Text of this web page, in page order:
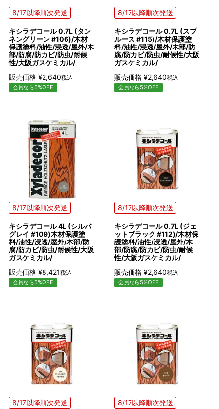
8/17以降順次発送
キシラデコール 0.7L (タン
ネングリーン #106)/木材
保護塗料/油性/浸透/屋外/木
部/防腐/防カビ/防虫/耐候
性/大阪ガスケミカル/
販売価格 ¥2,640税込
会員なら5%OFF
8/17以降順次発送
キシラデコール 0.7L (スプ
ルース #115)/木材保護塗
料/油性/浸透/屋外/木部/防
腐/防カビ/防虫/耐候性/大阪
ガスケミカル/
販売価格 ¥2,640税込
会員なら5%OFF
8/17以降順次発送
キシラデコール 4L (シルバ
グレイ #109)木材保護塗
料/油性/浸透/屋外/木部/防
腐/防カビ/防虫/耐候性/大阪
ガスケミカル/
販売価格 ¥8,421税込
会員なら5%OFF
8/17以降順次発送
キシラデコール 0.7L (ジェ
ットブラック #112)/木材保
護塗料/油性/浸透/屋外/木
部/防腐/防カビ/防虫/耐候
性/大阪ガスケミカル/
販売価格 ¥2,640税込
会員なら5%OFF
8/17以降順次発送 8/17以降順次発送